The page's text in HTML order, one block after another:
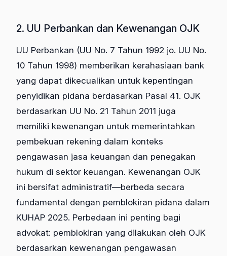
2. UU Perbankan dan Kewenangan OJK
UU Perbankan (UU No. 7 Tahun 1992 jo. UU No.
10 Tahun 1998) memberikan kerahasiaan bank
yang dapat dikecualikan untuk kepentingan
penyidikan pidana berdasarkan Pasal 41. OJK
berdasarkan UU No. 21 Tahun 2011 juga
memiliki kewenangan untuk memerintahkan
pembekuan rekening dalam konteks
pengawasan jasa keuangan dan penegakan
hukum di sektor keuangan. Kewenangan OJK
ini bersifat administratif—berbeda secara
fundamental dengan pemblokiran pidana dalam
KUHAP 2025. Perbedaan ini penting bagi
advokat: pemblokiran yang dilakukan oleh OJK
berdasarkan kewenangan pengawasan